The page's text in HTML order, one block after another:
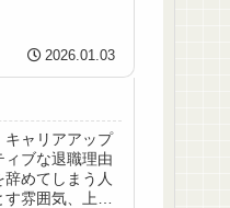
2026.01.03
キャリアアップ
ブな退職理由
めてしまう人
雰囲気、上司